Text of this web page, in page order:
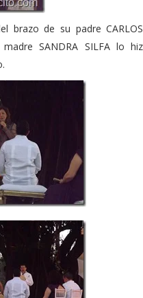
brazo de su padre
SANDRA SILFA lo